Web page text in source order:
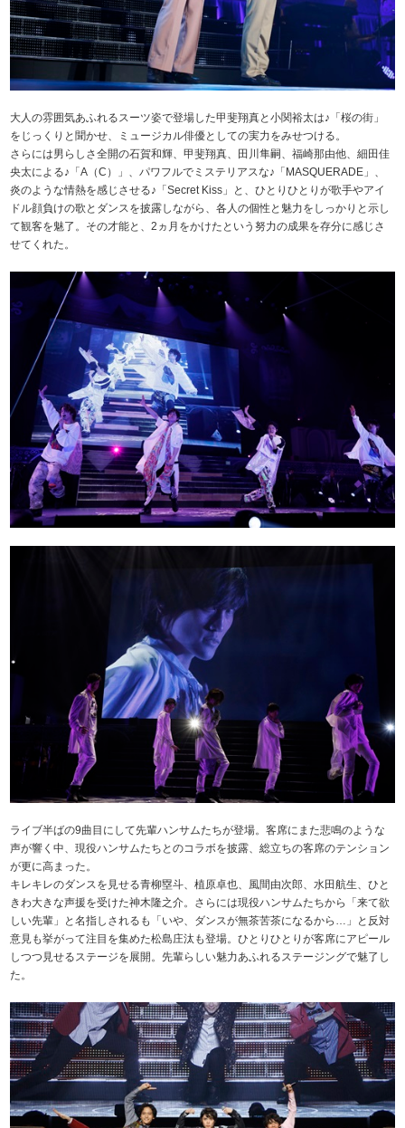
大人の雰囲気あふれるスーツ姿で登場した甲斐翔真と小関裕太は♪「桜の街」
をじっくりと聞かせ、ミュージカル俳優としての実力をみせつける。
さらには男らしさ全開の石賀和輝、甲斐翔真、田川隼嗣、福崎那由他、細田佳
央太による♪「A（C）」、パワフルでミステリアスな♪「MASQUERADE」、
炎のような情熱を感じさせる♪「Secret Kiss」と、ひとりひとりが歌手やアイ
ドル顔負けの歌とダンスを披露しながら、各人の個性と魅力をしっかりと示し
て観客を魅了。その才能と、2ヵ月をかけたという努力の成果を存分に感じさ
せてくれた。
ライブ半ばの9曲目にして先輩ハンサムたちが登場。客席にまた悲鳴のような
声が響く中、現役ハンサムたちとのコラボを披露、総立ちの客席のテンション
が更に高まった。
キレキレのダンスを見せる青柳塁斗、植原卓也、風間由次郎、水田航生、ひと
きわ大きな声援を受けた神木隆之介。さらには現役ハンサムたちから「来て欲
しい先輩」と名指しされるも「いや、ダンスが無茶苦茶になるから…」と反対
意見も挙がって注目を集めた松島庄汰も登場。ひとりひとりが客席にアピール
しつつ見せるステージを展開。先輩らしい魅力あふれるステージングで魅了し
た。